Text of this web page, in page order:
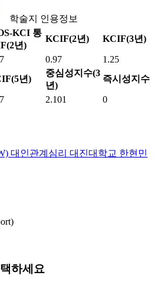
학술지 인용정보
KCI 통
년)
KCIF(2년) KCIF(3년)
0.97
1.25
년)
중심성지수(3
년)
즉시성지수
2.101 0
대인관계심리 대진대학교 한현민
하세요